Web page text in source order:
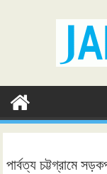
পার্বত্য চট্টগ্রামে